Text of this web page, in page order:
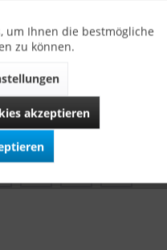
immer in der selben
ausschließlich in Bayern
um Ihnen die bestmögliche
zu können.
akzeptieren